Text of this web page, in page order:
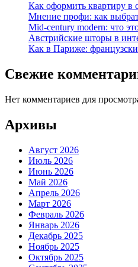
Как оформить квартиру в
Мнение профи: как
Mid-century modern: что
Австрийские шторы в
Как в Париже:
Свежие
Нет комментариев для
Архивы
Август 2026
Июль 2026
Июнь 2026
Май 2026
Апрель 2026
Март 2026
Февраль 2026
Январь 2026
Декабрь 2025
Ноябрь 2025
Октябрь 2025